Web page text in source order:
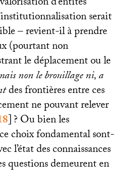
serait
– revient-il à prendre
(pourtant non
le déplacement ou le
non le brouillage ni, a
des frontières entre ces
ne pouvant relever
]? Ou bien les
choix fondamental sont-
l’état des connaissances
questions demeurent en